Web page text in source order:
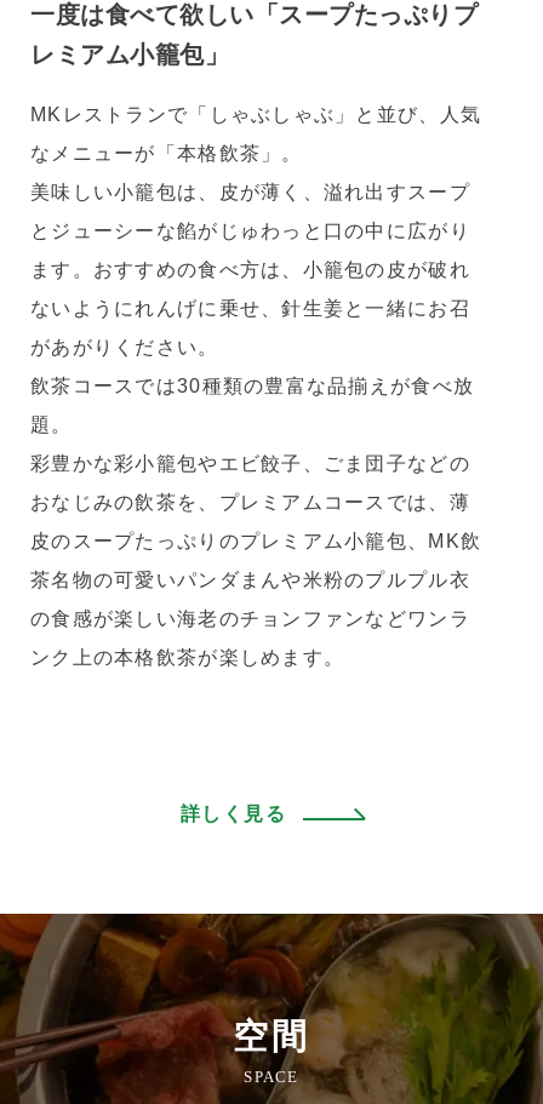
一度は食べて欲しい「スープたっぷりプ
レミアム小籠包」
MKレストランで「しゃぶしゃぶ」と並び、人気
なメニューが「本格飲茶」。
美味しい小籠包は、皮が薄く、溢れ出すスープ
とジューシーな餡がじゅわっと口の中に広がり
ます。おすすめの食べ方は、小籠包の皮が破れ
ないようにれんげに乗せ、針生姜と一緒にお召
があがりください。
飲茶コースでは30種類の豊富な品揃えが食べ放
題。
彩豊かな彩小籠包やエビ餃子、ごま団子などの
おなじみの飲茶を、プレミアムコースでは、薄
皮のスープたっぷりのプレミアム小籠包、MK飲
茶名物の可愛いパンダまんや米粉のプルプル衣
の食感が楽しい海老のチョンファンなどワンラ
ンク上の本格飲茶が楽しめます。
詳しく見る
空間
SPACE